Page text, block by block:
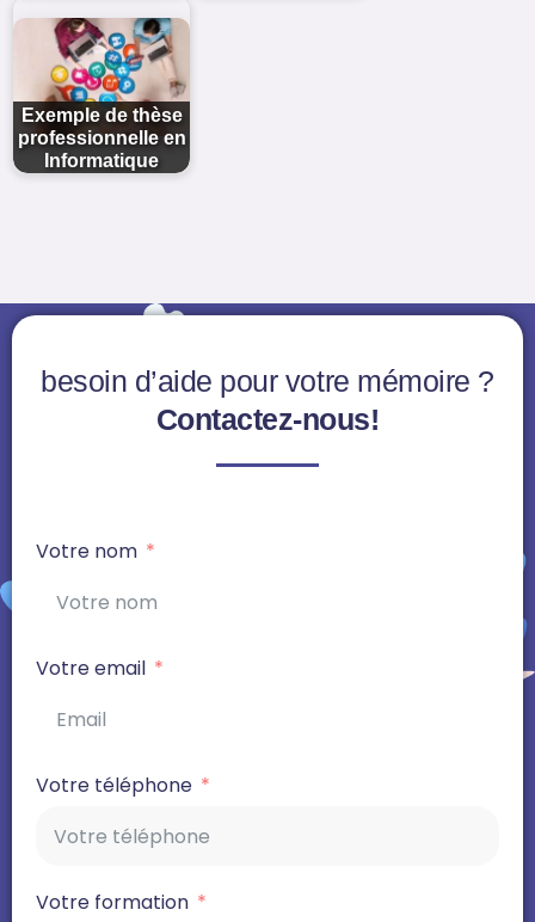
Exemple de thèse
professionnelle en
Informatique
besoin d’aide pour votre mémoire ?
Contactez-nous!
Votre nom
Votre email
Votre téléphone
Votre formation